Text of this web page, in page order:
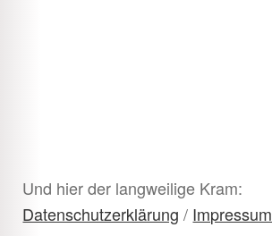
Und hier der langweilige Kram:
Datenschutzerklärung / Impressum